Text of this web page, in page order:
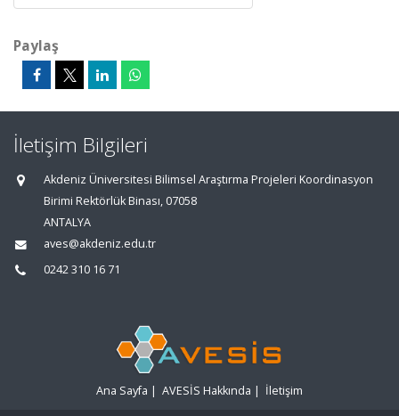
Paylaş
İletişim Bilgileri
Akdeniz Üniversitesi Bilimsel Araştırma Projeleri Koordinasyon
Birimi Rektörlük Binası, 07058
ANTALYA
aves@akdeniz.edu.tr
0242 310 16 71
Ana Sayfa | AVESİS Hakkında | İletişim